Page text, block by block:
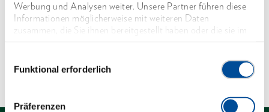
Werbung und Analysen weiter. Unsere Partner führen diese
Informationen möglicherweise mit weiteren Daten
zusammen, die Sie ihnen bereitgestellt haben oder die sie im
Rahmen Ihrer Nutzung der Dienste gesammelt haben. Unsere
Funktional erforderlich
Präferenzen
Lieferumfang